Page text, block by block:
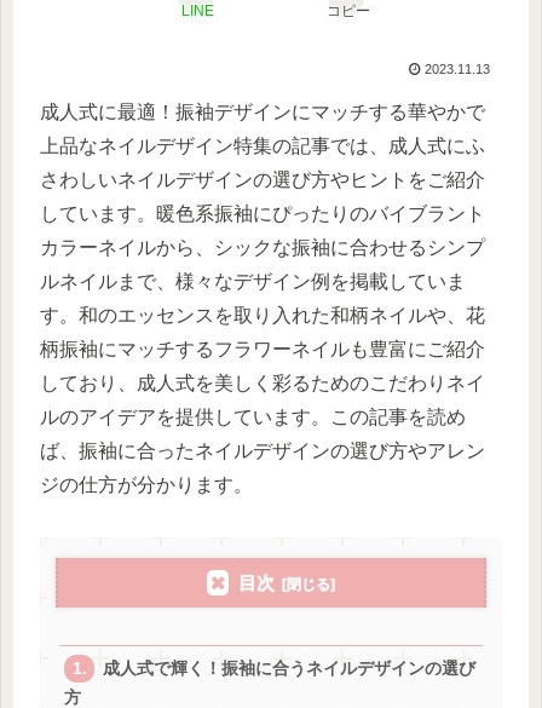
LINE コピー
2023.11.13
成人式に最適！振袖デザインにマッチする華やかで
上品なネイルデザイン特集の記事では、成人式にふ
さわしいネイルデザインの選び方やヒントをご紹介
しています。暖色系振袖にぴったりのバイブラント
カラーネイルから、シックな振袖に合わせるシンプ
ルネイルまで、様々なデザイン例を掲載していま
す。和のエッセンスを取り入れた和柄ネイルや、花
柄振袖にマッチするフラワーネイルも豊富にご紹介
しており、成人式を美しく彩るためのこだわりネイ
ルのアイデアを提供しています。この記事を読め
ば、振袖に合ったネイルデザインの選び方やアレン
ジの仕方が分かります。
目次
成人式で輝く！振袖に合うネイルデザインの選び
方